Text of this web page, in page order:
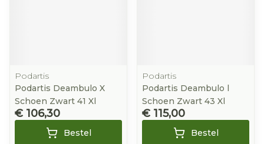
Podartis
Podartis Deambulo X
Schoen Zwart 41 Xl
€ 106,30
Bestel
Podartis
Podartis Deambulo l
Schoen Zwart 43 Xl
€ 115,00
Bestel